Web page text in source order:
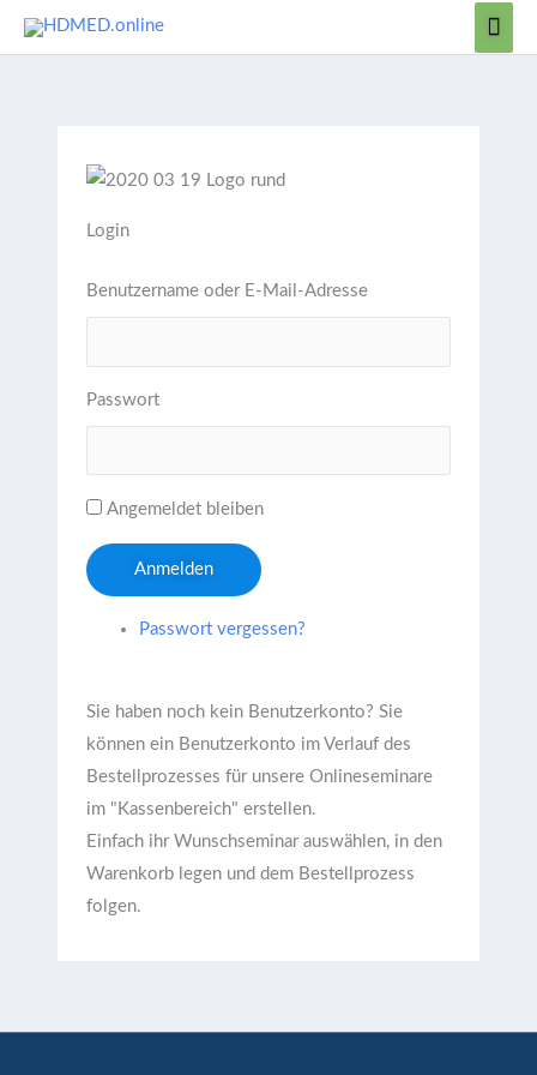
Zum
Login
Benutzername oder E-Mail-Adresse
Passwort
Angemeldet bleiben
Anmelden
Passwort vergessen?
Sie haben noch kein Benutzerkonto? Sie
können ein Benutzerkonto im Verlauf des
Bestellprozesses für unsere Onlineseminare
im "Kassenbereich" erstellen.
Einfach ihr Wunschseminar auswählen, in den
Warenkorb legen und dem Bestellprozess
folgen.